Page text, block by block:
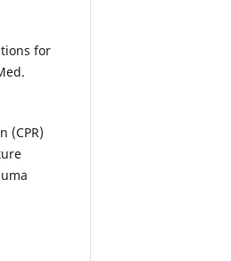
for
(CPR)